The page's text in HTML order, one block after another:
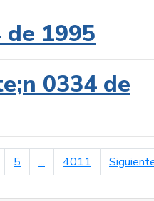
de 1995
0334 de
5 ... 4011